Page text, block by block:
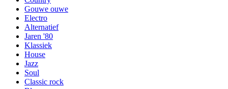
Gouwe ouwe
Electro
Alternatief
Jaren '80
Klassiek
House
Jazz
Soul
Classic rock